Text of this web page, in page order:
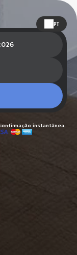
PT
instantânea